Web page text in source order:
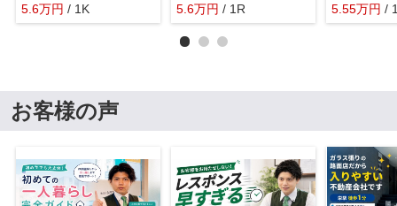
5.6万円 / 1K
5.6万円 / 1R
5.55万円 /
お客様の声